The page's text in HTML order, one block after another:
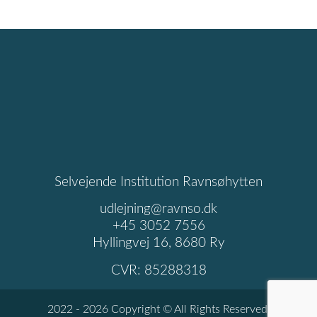
Selvejende Institution Ravnsøhytten
udlejning@ravnso.dk
+45 3052 7556
Hyllingvej 16, 8680 Ry
CVR: 85288318
2022 - 2026 Copyright © All Rights Reserved.